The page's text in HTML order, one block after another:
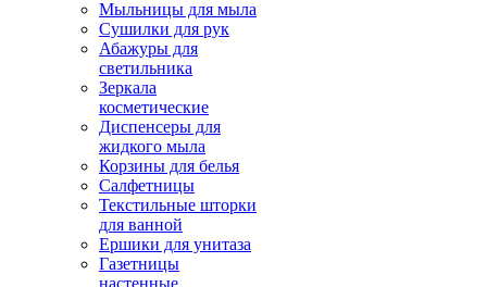
Мыльницы для мыла
Сушилки для рук
Абажуры для
светильника
Зеркала
косметические
Диспенсеры для
жидкого мыла
Корзины для белья
Салфетницы
Текстильные шторки
для ванной
Ершики для унитаза
Газетницы
настенные